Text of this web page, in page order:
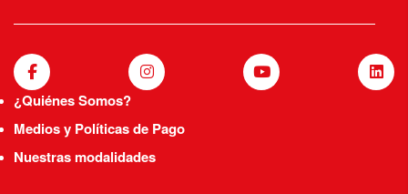
¿Quiénes Somos?
Medios y Políticas de Pago
Nuestras modalidades